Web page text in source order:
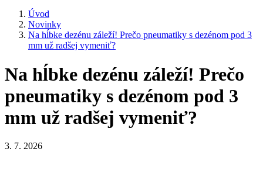
Úvod
Novinky
Na hĺbke dezénu záleží! Prečo pneumatiky s dezénom pod 3
mm už radšej vymeniť?
Na hĺbke dezénu záleží! Prečo
pneumatiky s dezénom pod 3
mm už radšej vymeniť?
3. 7. 2026